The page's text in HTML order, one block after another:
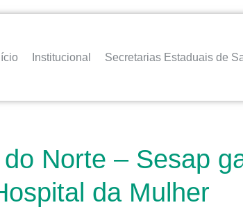
Institucional Secretarias Estaduais de
Norte – Sesap
da Mulher